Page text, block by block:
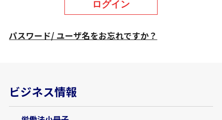
ログイン
パスワード/ ユーザ名をお忘れですか？
ビジネス情報